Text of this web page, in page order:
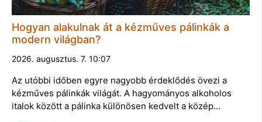
Hogyan alakulnak át a kézműves pálinkák a
modern világban?
2026. augusztus. 7. 10:07
Az utóbbi időben egyre nagyobb érdeklődés övezi a
kézműves pálinkák világát. A hagyományos alkoholos
italok között a pálinka különösen kedvelt a közép…